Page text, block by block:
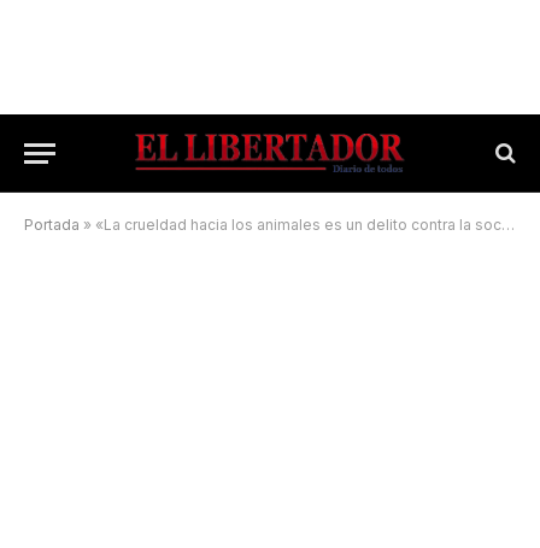
Portada » «La crueldad hacia los animales es un delito contra la sociedad»